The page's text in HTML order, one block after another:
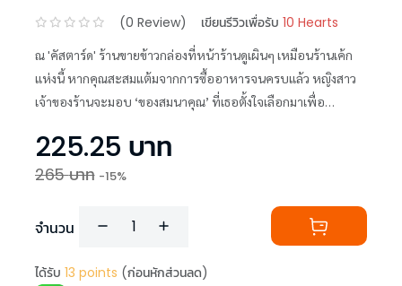
(0 Review) เขียนรีวิวเพื่อรับ 10 Hearts
ณ 'คัสตาร์ด' ร้านขายข้าวกล่องที่หน้าร้านดูเผินๆ เหมือนร้านเค้ก
แห่งนี้ หากคุณสะสมแต้มจากการซื้ออาหารจนครบแล้ว หญิงสาว
เจ้าของร้านจะมอบ ‘ของสมนาคุณ’ ที่เธอตั้งใจเลือกมาเพื่อ
สามารถก้าวต่อไปได้
225.25 บาท
265บาท -15%
จำนวน
ได้รับ 13 points (ก่อนหักส่วนลด)